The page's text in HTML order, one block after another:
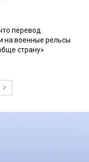
перевод
на военные рельсы
страну»